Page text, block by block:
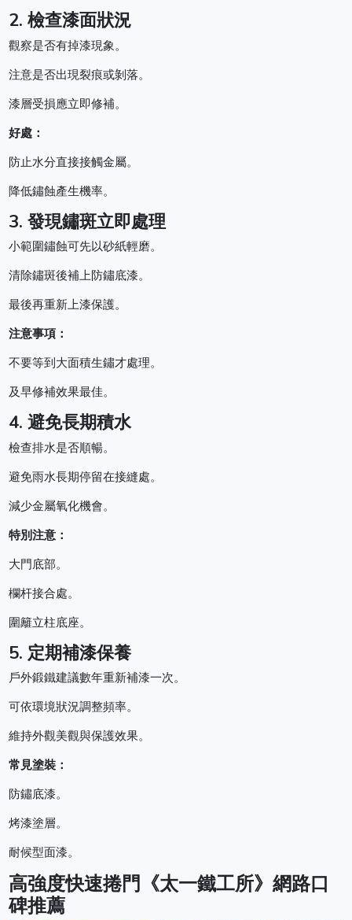
2. 檢查漆面狀況
觀察是否有掉漆現象。
注意是否出現裂痕或剝落。
漆層受損應立即修補。
好處：
防止水分直接接觸金屬。
降低鏽蝕產生機率。
3. 發現鏽斑立即處理
小範圍鏽蝕可先以砂紙輕磨。
清除鏽斑後補上防鏽底漆。
最後再重新上漆保護。
注意事項：
不要等到大面積生鏽才處理。
及早修補效果最佳。
4. 避免長期積水
檢查排水是否順暢。
避免雨水長期停留在接縫處。
減少金屬氧化機會。
特別注意：
大門底部。
欄杆接合處。
圍籬立柱底座。
5. 定期補漆保養
戶外鍛鐵建議數年重新補漆一次。
可依環境狀況調整頻率。
維持外觀美觀與保護效果。
常見塗裝：
防鏽底漆。
烤漆塗層。
耐候型面漆。
高強度快速捲門《太一鐵工所》網路口
碑推薦